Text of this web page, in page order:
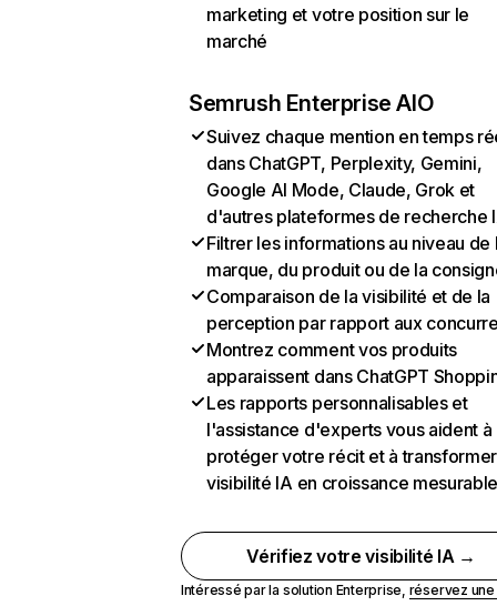
marketing et votre position sur le
marché
Semrush Enterprise AIO
Suivez chaque mention en temps
dans ChatGPT, Perplexity, Gemini,
Google AI Mode, Claude, Grok et
d'autres plateformes de recherche
Filtrer les informations au niveau de
marque, du produit ou de la
Comparaison de la visibilité et de la
perception par rapport aux
Montrez comment vos produits
apparaissent dans ChatGPT
Les rapports personnalisables et
l'assistance d'experts vous aident à
protéger votre récit et à
visibilité IA en croissance
Vérifiez votre visibilité IA →
Intéressé par la solution Enterprise, réservez